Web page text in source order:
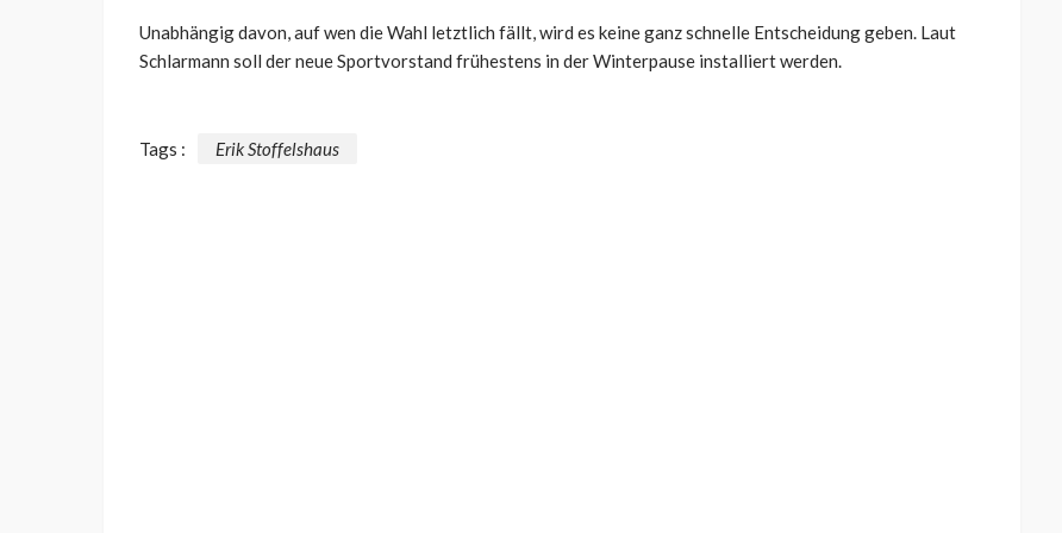
Unabhängig davon, auf wen die Wahl letztlich fällt, wird es keine ganz schnelle Entscheidung geben. Laut
Schlarmann soll der neue Sportvorstand frühestens in der Winterpause installiert werden.
Tags : Erik Stoffelshaus